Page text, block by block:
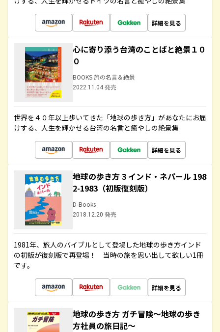
詳細を見る
心に寄り添う台湾のことばと絶景１０
０
BOOKS 旅の名言＆絶景
2022.11.04 発売
世界を４０年以上歩いてきた「地球の歩き方」があなたにお届
けする、人生を輝かせる台湾の名言と癒やしの絶景集
詳細を見る
地球の歩き方 3 インド・ネパール 198
2-1983（初版復刻版）
D-Books
2018.12.20 発売
1981年、旅人のバイブルとして登場した地球の歩き方インド
の初版が復刻版で再登場！ 当時の旅を思い出して欲しい1冊
です。
詳細を見る
地球の歩き方 ガチ冒険～地球の歩き
方社員の旅日記～